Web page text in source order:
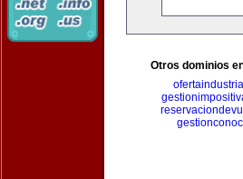
Otros dominios